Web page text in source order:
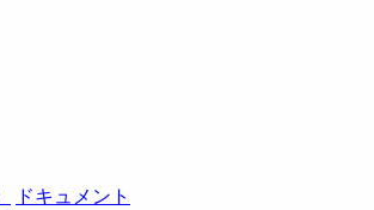
ドキュメント